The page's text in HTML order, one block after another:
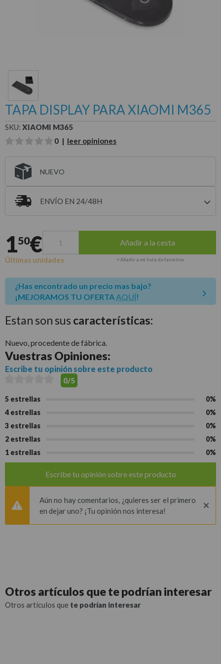
TAPA DISPLAY PARA XIAOMI M365
SKU: XIAOMI M365
0 | leer opiniones
NUEVO
ENVÍO EN 24/48H
150€ Añadir a la cesta
Últimas unidades + Añadir a mi lista de favoritos
¿Has encontrado un precio mas bajo?
¡MEJORAMOS TU OFERTA AQUÍ!
Estan son sus características:
Nuevo, procedente de fábrica.
Vuestras Opiniones:
Escribe tu opinión sobre este producto
0/5
5 estrellas
0%
4 estrellas
0%
3 estrellas
0%
2 estrellas
0%
1 estrellas
0%
Escribe tu opinión sobre este producto
Aún no hay comentarios, ¿quieres ser el primero
en dejar uno? ¡Tu opinión nos interesa!
Otros artículos quete podrían interesar
Otros artículos que te podrían interesar